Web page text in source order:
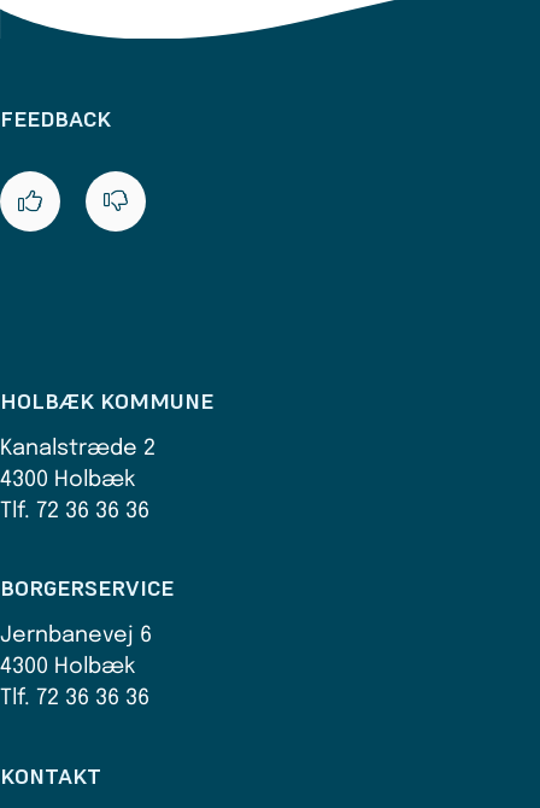
FEEDBACK
HOLBÆK KOMMUNE
Kanalstræde 2
4300 Holbæk
Tlf. 72 36 36 36
BORGERSERVICE
Jernbanevej 6
4300 Holbæk
Tlf. 72 36 36 36
KONTAKT